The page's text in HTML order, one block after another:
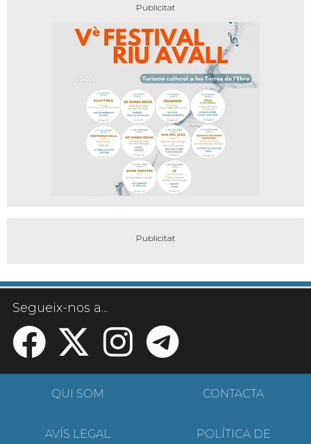
Segueix-nos a...
QUI SOM CONTACTA
AVÍS LEGAL
POLÍTICA DE